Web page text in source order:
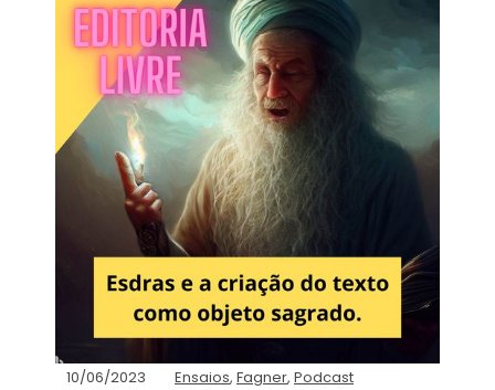
10/06/2023 Ensaios, Fagner, Podcast